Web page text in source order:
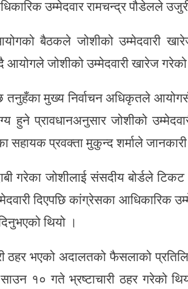
उम्मेदवार रामचन्द्र पौडेलले
बैठकले जोशीको उम्मेदवारी
आयोगले जोशीको उम्मेदवारी खारेज गरेको
तनुहँका मुख्य निर्वाचन अधिकृतले
हुने प्रावधानअनुसार जोशीको
सहायक प्रवक्ता मुकुन्द शर्माले
गरेका जोशीलाई संसदीय बोर्डले टिकट
दिएपछि कांग्रेसका आधिकारिक
थियो ।
ठहर भएको अदालतको फैसलाको
१० गते भ्रष्टाचारी ठहर गरेको